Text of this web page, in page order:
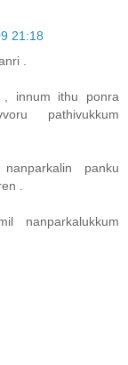
21:18
.
, innum ithu ponra
pathivukkum
panku
.
nanparkalukkum